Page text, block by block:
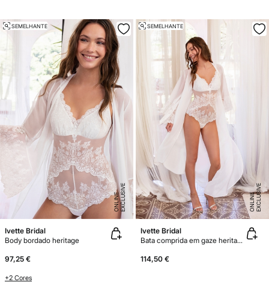
E
X
C
L
U
SI
V
E
O
N
LI
N
E
SEMELHANTE
Ivette Bridal
Body bordado heritage
97,25 €
+2 Cores
E
X
C
L
U
SI
V
E
O
N
LI
N
E
SEMELHANTE
Ivette Bridal
Bata comprida em gaze heritage
114,50 €